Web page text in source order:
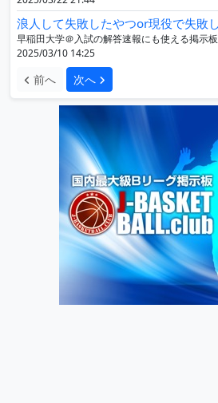
早稲田大学＠入試の解答速報にも使える掲示板
2025/03/10 14:25
前へ 次へ